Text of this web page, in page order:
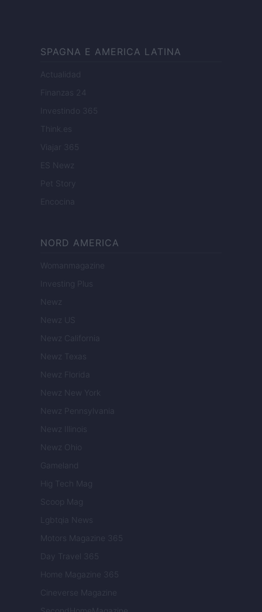
SPAGNA E AMERICA LATINA
Actualidad
Finanzas 24
Investindo 365
Think.es
Viajar 365
ES Newz
Pet Story
Encocina
NORD AMERICA
Womanmagazine
Investing Plus
Newz
Newz US
Newz California
Newz Texas
Newz Florida
Newz New York
Newz Pennsylvania
Newz Illinois
Newz Ohio
Gameland
Hig Tech Mag
Scoop Mag
Lgbtqia News
Motors Magazine 365
Day Travel 365
Home Magazine 365
Cineverse Magazine